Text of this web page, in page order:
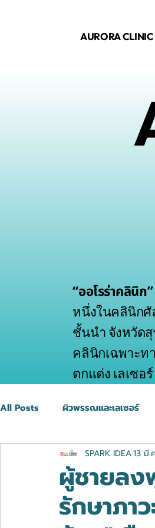
AURORA CLINIC
“ออโรร่าคลินิก”
หนึ่งในคลินิกศั
ชั้นนำ จังหวัด
คลินิกเฉพาะท
ตกแต่ง เลเซอ
All Posts ผิวพรรณและเลเซอร์
ผู้ชายลง
รักษาภา
SPARK IDEA13 มี.